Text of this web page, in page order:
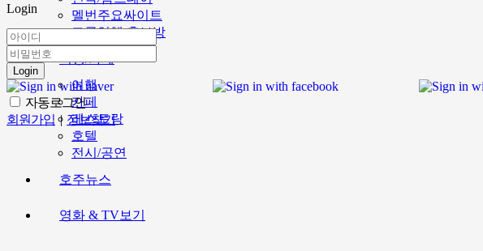
멜번주요싸이트
고국업체 홍보방
여행/카페
여행
카페
레스토랑
호텔
전시/공연
호주뉴스
영화 & TV보기
Login
Login
자동로그인
회원가입 | 정보찾기